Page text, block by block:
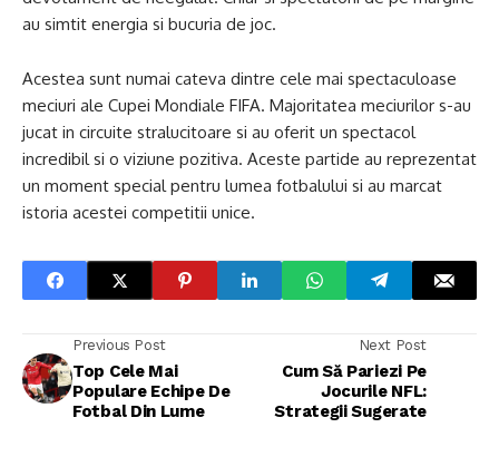
au simtit energia si bucuria de joc.
Acestea sunt numai cateva dintre cele mai spectaculoase
meciuri ale Cupei Mondiale FIFA. Majoritatea meciurilor s-au
jucat in circuite stralucitoare si au oferit un spectacol
incredibil si o viziune pozitiva. Aceste partide au reprezentat
un moment special pentru lumea fotbalului si au marcat
istoria acestei competitii unice.
Previous Post
Top Cele Mai
Populare Echipe De
Fotbal Din Lume
Next Post
Cum Să Pariezi Pe
Jocurile NFL:
Strategii Sugerate